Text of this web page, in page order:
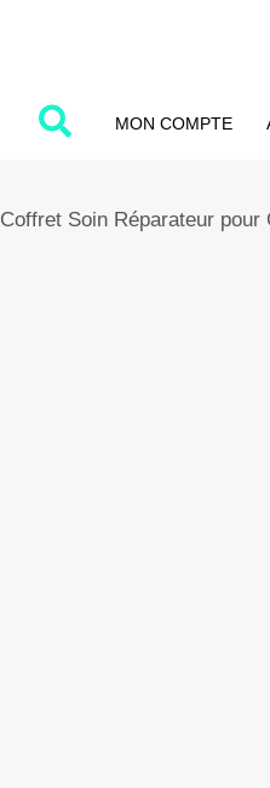
MON COMPTE
Coffret Soin Réparateur